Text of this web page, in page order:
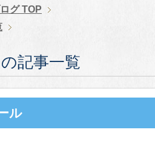
グTOP
の記事一覧
ル